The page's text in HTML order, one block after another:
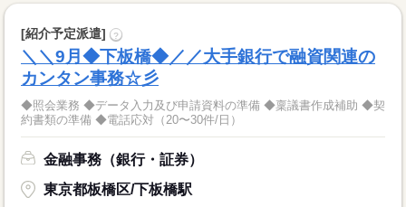
[紹介予定派遣] ?
＼＼9月◆下板橋◆／／大手銀行で融資関連の
カンタン事務☆彡
◆照会業務 ◆データ入力及び申請資料の準備 ◆稟議書作成補助 ◆契
約書類の準備 ◆電話応対（20〜30件/日）
金融事務（銀行・証券）
東京都板橋区/下板橋駅